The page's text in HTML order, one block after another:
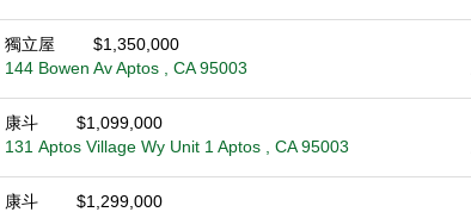
獨立屋
$1,350,000
144 Bowen Av Aptos , CA 95003
康斗
$1,099,000
131 Aptos Village Wy Unit 1 Aptos , CA 95003
康斗
$1,299,000